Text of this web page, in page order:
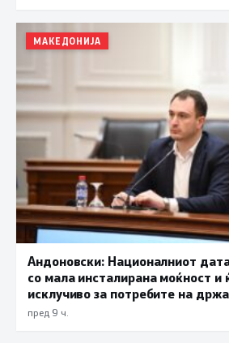
МАКЕДОНИЈА
Андоновски: Националниот
со мала инсталирана моќност и
исклучиво за потребите на
пред 9 ч.